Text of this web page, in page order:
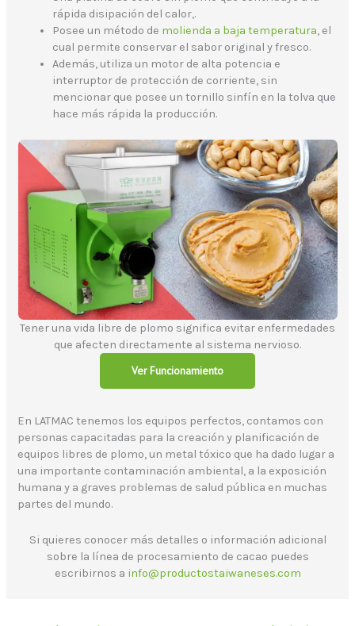
rápida disipación del calor,.
Posee un método de molienda a baja temperatura, el
cual permite conservar el sabor original y fresco.
Además, utiliza un motor de alta potencia e
interruptor de protección de corriente, sin
mencionar que posee un tornillo sinfín en la tolva que
hace más rápida la producción.
Tener una vida libre de plomo significa evitar enfermedades
que afecten directamente al sistema nervioso.
Ver Funcionamiento
En LATMAC tenemos los equipos perfectos, contamos con
personas capacitadas para la creación y planificación de
equipos libres de plomo, un metal tóxico que ha dado lugar a
una importante contaminación ambiental, a la exposición
humana y a graves problemas de salud pública en muchas
partes del mundo.
Si quieres conocer más detalles o información adicional
sobre la línea de procesamiento de cacao puedes
escribirnos a info@productostaiwaneses.com